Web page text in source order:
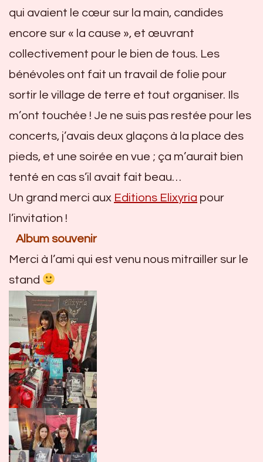
qui avaient le cœur sur la main, candides
encore sur « la cause », et œuvrant
collectivement pour le bien de tous. Les
bénévoles ont fait un travail de folie pour
sortir le village de terre et tout organiser. Ils
m’ont touchée ! Je ne suis pas restée pour les
concerts, j’avais deux glaçons à la place des
pieds, et une soirée en vue ; ça m’aurait bien
tenté en cas s’il avait fait beau…
Un grand merci aux Editions Elixyria pour
l’invitation !
Album souvenir
Merci à l’ami qui est venu nous mitrailler sur le
stand